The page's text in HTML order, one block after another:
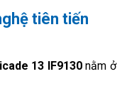
tiên tiến
13 IF9130nằm ở